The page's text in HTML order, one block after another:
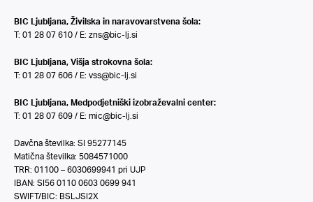
BIC Ljubljana, Živilska in naravovarstvena šola:
T: 01 28 07 610 / E: zns@bic-lj.si
BIC Ljubljana, Višja strokovna šola:
T: 01 28 07 606 / E: vss@bic-lj.si
BIC Ljubljana, Medpodjetniški izobraževalni center:
T: 01 28 07 609 / E: mic@bic-lj.si
Davčna številka: SI 95277145
Matična številka: 5084571000
TRR: 01100 – 6030699941 pri UJP
IBAN: SI56 0110 0603 0699 941
SWIFT/BIC: BSLJSI2X